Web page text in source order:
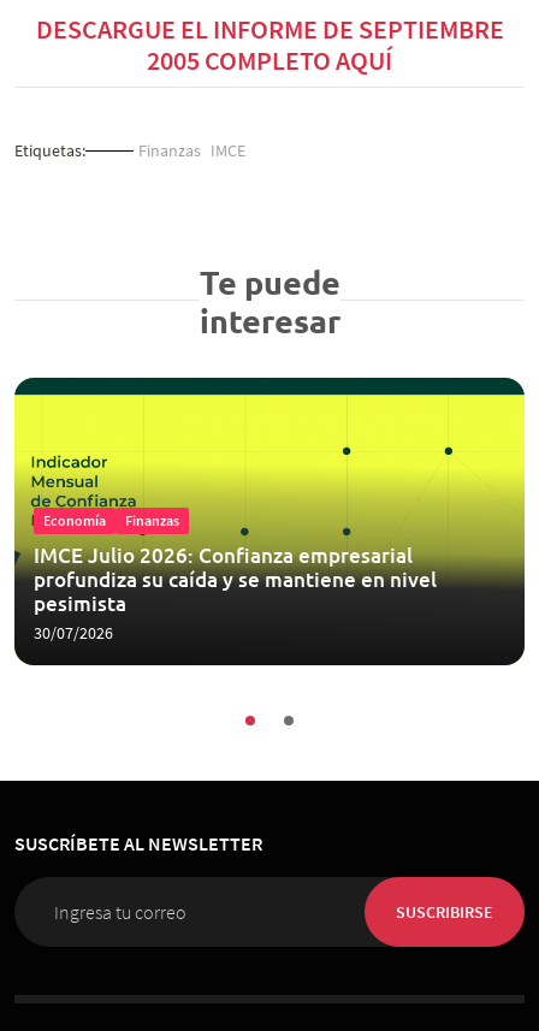
DESCARGUE EL INFORME DE SEPTIEMBRE
2005 COMPLETO AQUÍ
Etiquetas: Finanzas IMCE
Te puede
interesar
Economía Finanzas
IMCE Julio 2026: Confianza empresarial
profundiza su caída y se mantiene en nivel
pesimista
30/07/2026
SUSCRÍBETE AL NEWSLETTER
SUSCRIBIRSE